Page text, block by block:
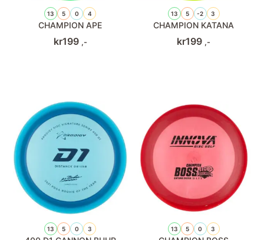
13 5 0 4
CHAMPION APE
kr199 ,-
13 5 -2 3
CHAMPION KATANA
kr199 ,-
13 5 0 3 13 5 0 3